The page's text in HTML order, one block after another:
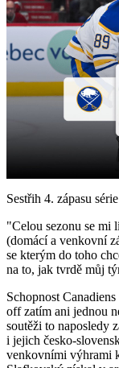
Sestřih 4. zápasu
"Celou sezonu se mi
(domácí a venkovní
se kterým do toho
na to, jak tvrdě můj
Schopnost
off zatím ani jednou
soutěži to naposledy
i jejich česko-
venkovními výhrami